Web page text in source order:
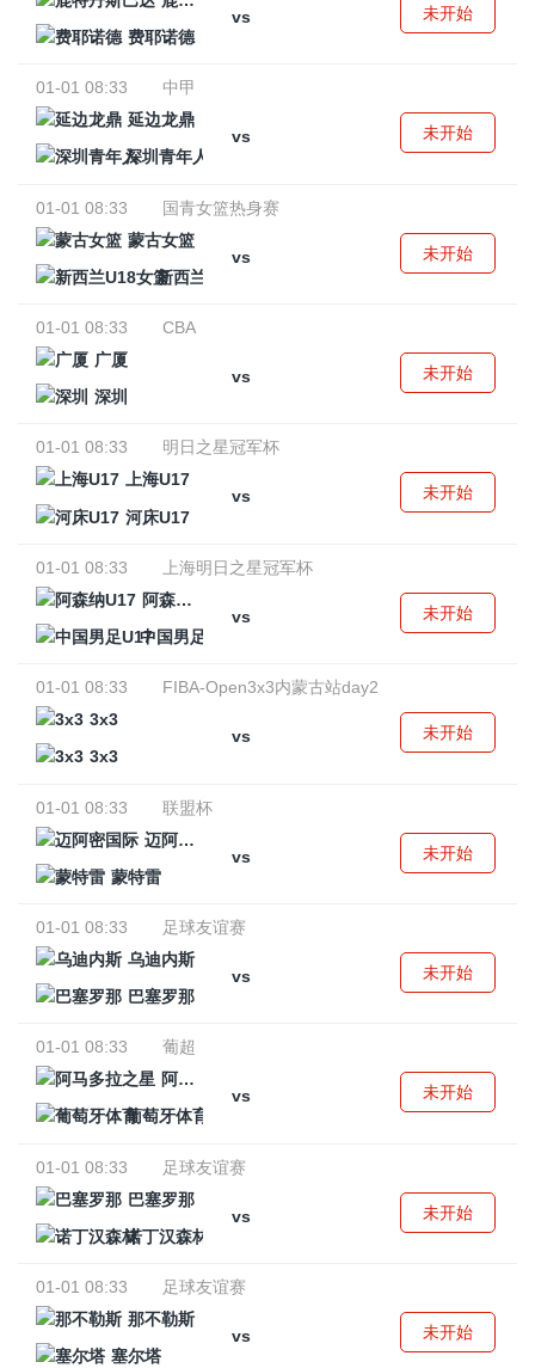
vs
费耶诺德
未开始
01-01 08:33
中甲
延边龙鼎
vs
深圳青年人
未开始
01-01 08:33
国青女篮热身赛
蒙古女篮
vs
新西兰U18女篮
未开始
01-01 08:33
CBA
广厦
vs
深圳
未开始
01-01 08:33
明日之星冠军杯
上海U17
vs
河床U17
未开始
01-01 08:33
上海明日之星冠军杯
阿森纳U17
vs
中国男足U17
未开始
01-01 08:33
FIBA-Open3x3内蒙古站day2
3x3
vs
3x3
未开始
01-01 08:33
联盟杯
迈阿密国际
vs
蒙特雷
未开始
01-01 08:33
足球友谊赛
乌迪内斯
vs
巴塞罗那
未开始
01-01 08:33
葡超
阿马多拉之星
vs
葡萄牙体育
未开始
01-01 08:33
足球友谊赛
巴塞罗那
vs
诺丁汉森林
未开始
01-01 08:33
足球友谊赛
那不勒斯
vs
塞尔塔
未开始